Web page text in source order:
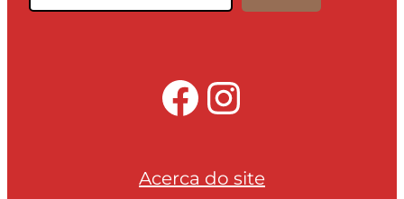
Facebook
Acerca do site